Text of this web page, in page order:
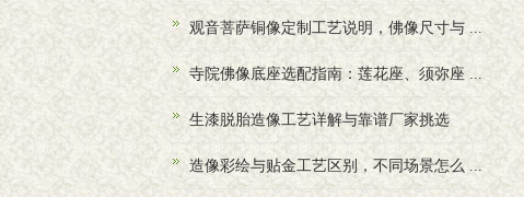
观音菩萨铜像定制工艺说明，佛像尺寸与 ...
寺院佛像底座选配指南：莲花座、须弥座 ...
生漆脱胎造像工艺详解与靠谱厂家挑选
造像彩绘与贴金工艺区别，不同场景怎么 ...